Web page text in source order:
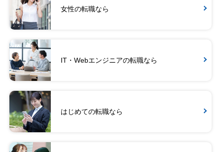
女性の転職なら
IT・Webエンジニアの転職なら
はじめての転職なら